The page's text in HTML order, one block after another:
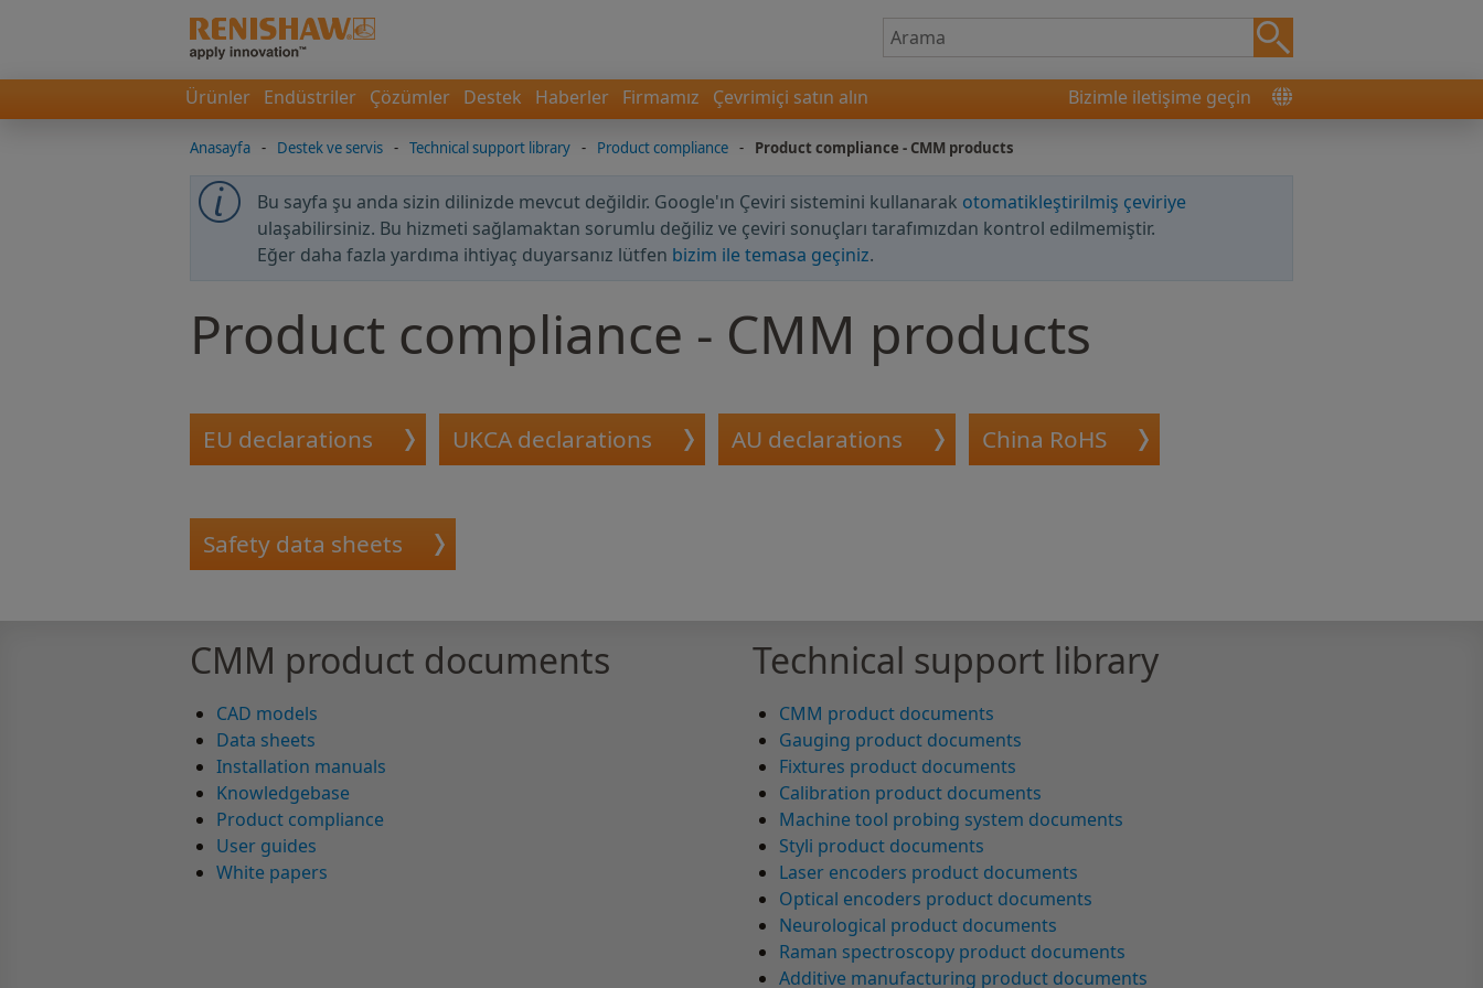
Ürünler Endüstriler Çözümler Destek Haberler Firmamız Çevrimiçi satın alın Bizimle iletişime geçin
Anasayfa - Destek ve servis - Technical support library - Product compliance - Product compliance - CMM products
Bu sayfa şu anda sizin dilinizde mevcut değildir. Google'ın Çeviri sistemini kullanarak otomatikleştirilmiş çeviriye
ulaşabilirsiniz. Bu hizmeti sağlamaktan sorumlu değiliz ve çeviri sonuçları tarafımızdan kontrol edilmemiştir.
Eğer daha fazla yardıma ihtiyaç duyarsanız lütfen bizim ile temasa geçiniz.
Product compliance - CMM products
EU declarations UKCA declarations AU declarations China RoHS
Safety data sheets
CMM product documents
CAD models
Data sheets
Installation manuals
Knowledgebase
Product compliance
User guides
White papers
Technical support library
CMM product documents
Gauging product documents
Fixtures product documents
Calibration product documents
Machine tool probing system documents
Styli product documents
Laser encoders product documents
Optical encoders product documents
Neurological product documents
Raman spectroscopy product documents
Additive manufacturing product documents